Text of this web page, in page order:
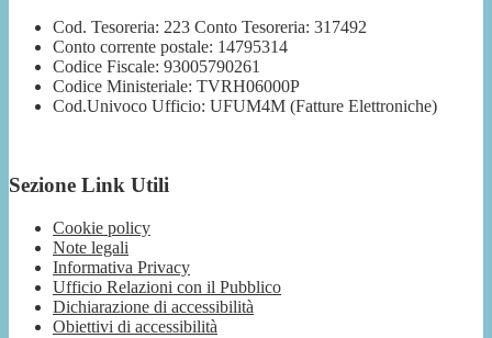
Cod. Tesoreria: 223 Conto Tesoreria: 317492
Conto corrente postale: 14795314
Codice Fiscale: 93005790261
Codice Ministeriale: TVRH06000P
Cod.Univoco Ufficio: UFUM4M (Fatture Elettroniche)
Sezione Link Utili
Cookie policy
Note legali
Informativa Privacy
Ufficio Relazioni con il Pubblico
Dichiarazione di accessibilità
Obiettivi di accessibilità